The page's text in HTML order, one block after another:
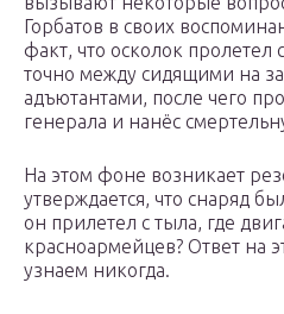
Горбатов в своих
факт, что осколок пролетел
точно между сидящими на
адъютантами, после чего
генерала и нанёс
На этом фоне возникает
утверждается, что снаряд
он прилетел с тыла, где
красноармейцев? Ответ на
узнаем никогда.